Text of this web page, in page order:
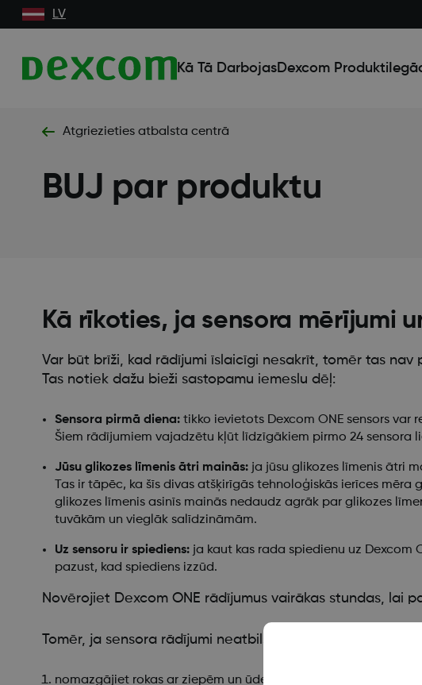
LV
Kā Tā DarbojasDexcom Produkti
Atgriezieties atbalsta centrā
BUJ par produktu
Kā rīkoties, ja sensora mērījumi
Var būt brīži, kad rādījumi īslaicīgi nesakrīt, tomēr tas
Tas notiek dažu bieži sastopamu iemeslu dēļ:
Sensora pirmā diena:tikko ievietots Dexcom ONE sensors var
Šiem rādījumiem vajadzētu kļūt līdzīgākiem pirmo 24 sensora
Jūsu glikozes līmenis ātri mainās:ja jūsu glikozes līmenis ātri
Tas ir tāpēc, ka šīs divas atšķirīgās tehnoloģiskās ierīces
glikozes līmenis asinīs mainās nedaudz agrāk par glikozes
tuvākām un vieglāk salīdzināmām.
Uz sensoru ir spiediens:ja kaut kas rada spiedienu uz Dexcom
pazust, kad spiediens izzūd.
Novērojiet Dexcom ONE rādījumus vairākas stundas, lai
Tomēr, ja sensora rādījumi neatbilst simptomiem:
nomazgājiet rokas ar ziepēm un ūdeni;